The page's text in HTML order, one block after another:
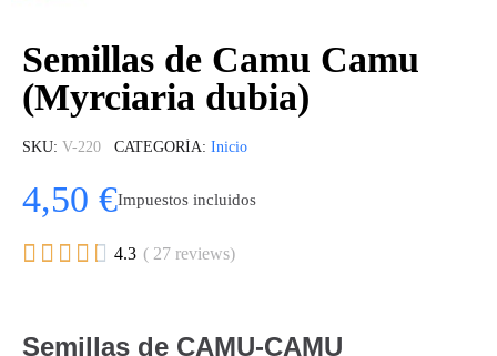
Semillas de Camu Camu
(Myrciaria dubia)
SKU V-220 CATEGORÍA Inicio
4,50 €Impuestos incluidos
     4.3 ( 27 reviews)
Semillas de CAMU-CAMU